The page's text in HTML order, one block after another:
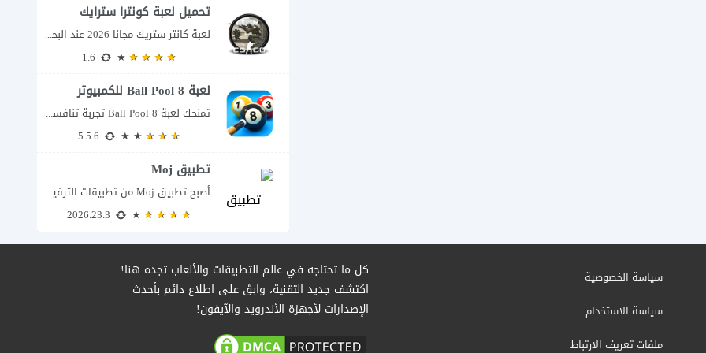
تحميل لعبة كونترا سترايك
لعبة كانتر ستريك مجانا 2026 عند البحث عن تحميل Counter-Strike للكمبيوتر ستجد اسمين يتكرران...
لعبة 8 Ball Pool للكمبيوتر
تمنحك لعبة 8 Ball Pool تجربة تنافسية ممتعة تجمع بين دقة التصويب والتخطيط والتحكم...
تطبيق Moj
أصبح تطبيق Moj من تطبيقات الترفيه التي تجمع أكثر من تجربة داخل مكان واحد؛...
سياسة الخصوصية
سياسة الاستخدام
ملفات تعريف الارتباط
كل ما تحتاجه في عالم التطبيقات والألعاب تجده هنا!
اكتشف جديد التقنية، وابقَ على اطلاع دائم بأحدث
الإصدارات لأجهزة الأندرويد والآيفون!